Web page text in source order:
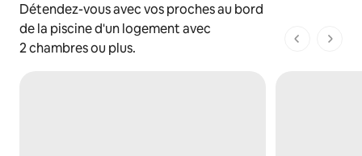
Détendez-vous avec vos proches au bord
de la piscine d'un logement avec
2 chambres ou plus.
1 sur 1